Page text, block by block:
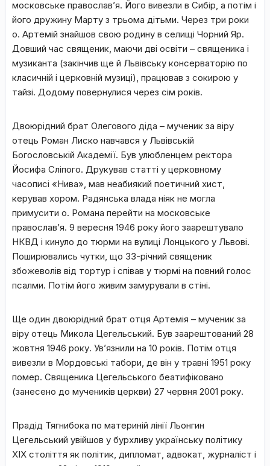
московське православ’я. Його вивезли в Сибір, а потім і
його дружину Марту з трьома дітьми. Через три роки
о. Артемій знайшов свою родину в селищі Чорний Яр.
Довший час священик, маючи дві освіти – священика і
музиканта (закінчив ще й Львівську консерваторію по
класичній і церковній музиці), працював з сокирою у
тайзі. Додому повернулися через сім років.
Двоюрідний брат Олегового діда – мученик за віру
отець Роман Лиско навчався у Львівській
Богословській Академії. Був улюбленцем ректора
Йосифа Сліпого. Друкував статті у церковному
часописі «Нива», мав неабиякий поетичний хист,
керував хором. Радянська влада ніяк не могла
примусити о. Романа перейти на московське
православ’я. 9 вересня 1946 року його заарештувало
НКВД і кинуло до тюрми на вулиці Лонцького у Львові.
Поширювались чутки, що 33-річний священик
збожеволів від тортур і співав у тюрмі на повний голос
псалми. Потім його живим замурували в стіні.
Ще один двоюрідний брат отця Артемія – мученик за
віру отець Микола Цегельський. Був заарештований 28
жовтня 1946 року. Ув’язнили на 10 років. Потім отця
вивезли в Мордовські табори, де він у травні 1951 року
помер. Священика Цегельського беатифіковано
(занесено до мучеників церкви) 27 червня 2001 року.
Прадід Тягнибока по материній лінії Льонгин
Цегельський увійшов у бурхливу українську політику
ХІХ століття як політик, дипломат, адвокат, журналіст і